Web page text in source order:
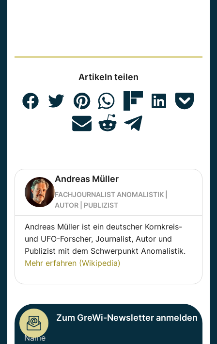
Artikeln teilen
Andreas Müller
FACHJOURNALIST ANOMALISTIK |
AUTOR | PUBLIZIST
Andreas Müller ist ein deutscher Kornkreis-
und UFO-Forscher, Journalist, Autor und
Publizist mit dem Schwerpunkt Anomalistik.
Mehr erfahren (Wikipedia)
Zum GreWi-Newsletter anmelden